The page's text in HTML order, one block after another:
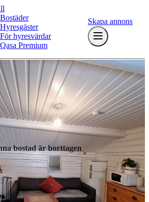
Bostäder
Hyresgäster
För hyresvärdar
Qasa Premium
Skapa annons
bostad är borttagen